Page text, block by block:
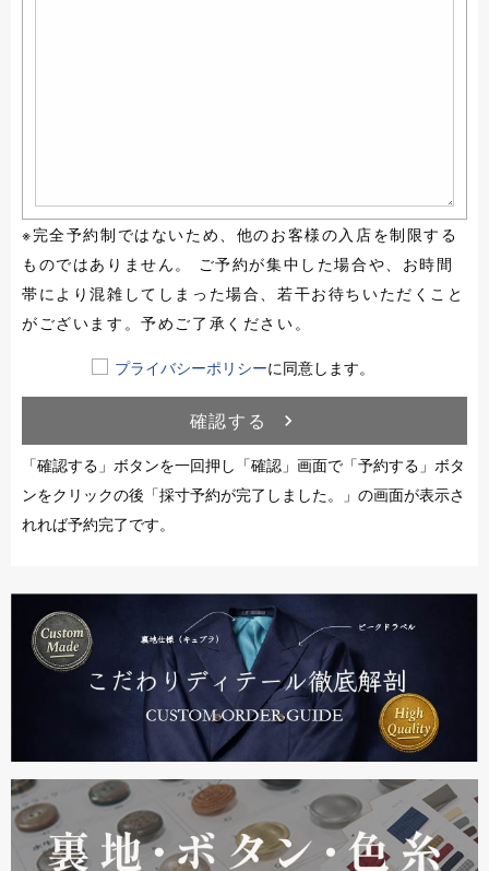
※完全予約制ではないため、他のお客様の入店を制限する
ものではありません。 ご予約が集中した場合や、お時間
帯により混雑してしまった場合、若干お待ちいただくこと
がございます。予めご了承ください。
プライバシーポリシーに同意します。
確認する
navigate_next
「確認する」ボタンを一回押し「確認」画面で「予約する」ボタ
ンをクリックの後「採寸予約が完了しました。」の画面が表示さ
れれば予約完了です。